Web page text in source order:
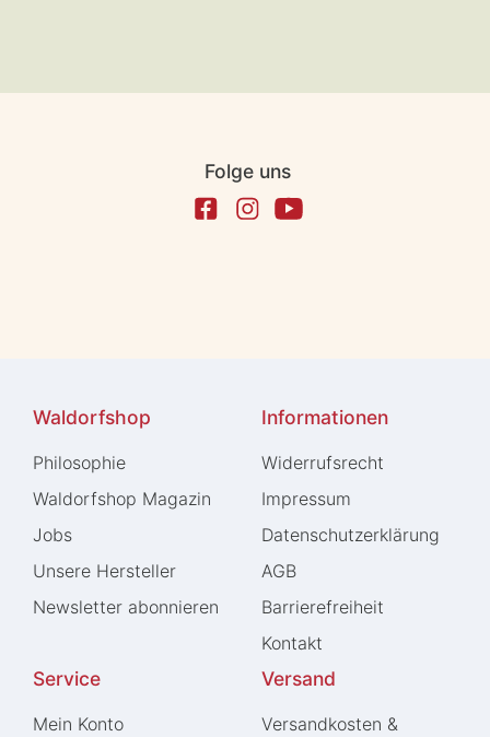
Folge uns
Waldorfshop
Philosophie
Waldorfshop Magazin
Jobs
Unsere Hersteller
Newsletter abonnieren
Informationen
Widerrufs­recht
Impressum
Daten­schutz­erklärung
AGB
Barrierefreiheit
Kontakt
Service
Mein Konto
Versand
Versandkosten &